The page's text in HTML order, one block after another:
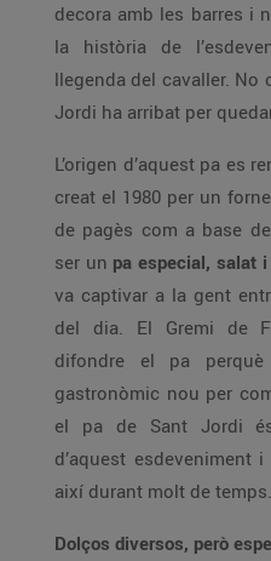
decora amb les barres i
la història de
llegenda del cavaller. No
Jordi ha arribat per
L’origen d’aquest pa es
creat el 1980 per un
de pagès com a base
ser un pa especial, salat
va captivar a la gent
del dia. El Gremi de
difondre el pa
gastronòmic nou per
el pa de Sant Jordi
d’aquest esdeveniment
així durant molt de temps.
Dolços diversos, però